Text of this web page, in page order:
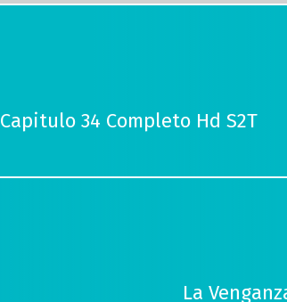
34 Completo Hd S2T
La